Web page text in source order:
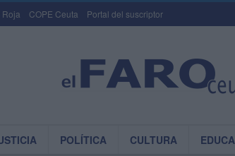
Roja COPE Ceuta Portal del suscriptor
POLÍTICA CULTURA